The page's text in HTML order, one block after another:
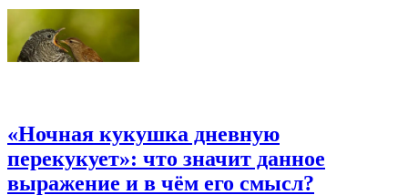
«Ночная кукушка дневную
перекукует»: что значит данное
выражение и в чём его смысл?